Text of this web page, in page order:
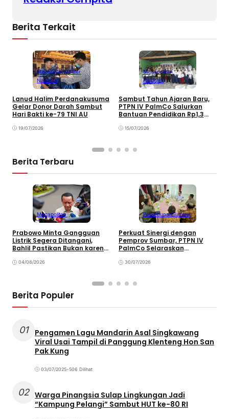
Berita Terkait
MegapolitanMiliter
Nasional
Lanud Halim Perdanakusuma
Gelar Donor Darah Sambut
Hari Bakti ke-79 TNI AU
19/07/2026
Megapolitan
Nasional
Sambut Tahun Ajaran Baru,
PTPN IV PalmCo Salurkan
Bantuan Pendidikan Rp1,3
15/07/2026
Berita Terbaru
Megapolitan
Prabowo Minta Gangguan
Listrik Segera Ditangani,
Bahlil Pastikan Bukan karena
04/08/2026
PerkebunanSumbar
Perkuat Sinergi dengan
Pemprov Sumbar, PTPN IV
PalmCo Selaraskan
Pembangunan Daerah
30/07/2026
Berita Populer
01
Pengamen Lagu Mandarin Asal Singkawang
Viral Usai Tampil di Panggung Klenteng Hon San
Pak Kung
03/07/2025•506 Dilihat
02 Warga Pinangsia Sulap Lingkungan Jadi
“Kampung Pelangi” Sambut HUT ke-80 RI